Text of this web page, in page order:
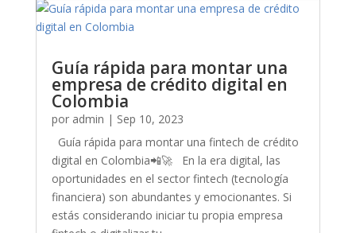
Guía rápida para montar una
empresa de crédito digital en
Colombia
por admin | Sep 10, 2023
Guía rápida para montar una fintech de crédito
digital en Colombia📲🚀 En la era digital, las
oportunidades en el sector fintech (tecnología
financiera) son abundantes y emocionantes. Si
estás considerando iniciar tu propia empresa